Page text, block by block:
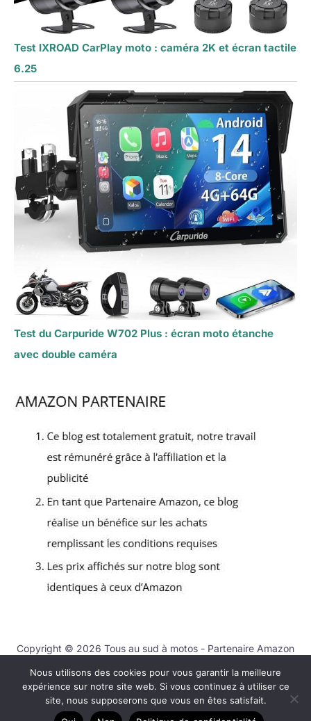
Test IXROAD CarPlay moto : caméra 2K et écran tactile
6.25
Test du Carpuride W702 Plus : écran moto étanche
avec double caméra
Copyright © 2026 Tous au sud à motos - Partenaire Amazon
Contact
Mentions légales
Politique de confidentialité
Nous utilisons des cookies pour vous garantir la meilleure
expérience sur notre site web. Si vous continuez à utiliser ce
site, nous supposerons que vous en êtes satisfait.